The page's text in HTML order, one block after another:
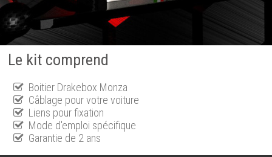
Le kit comprend
Boitier Drakebox Monza
Câblage pour votre voiture
Liens pour fixation
Mode d'emploi spécifique
Garantie de 2 ans